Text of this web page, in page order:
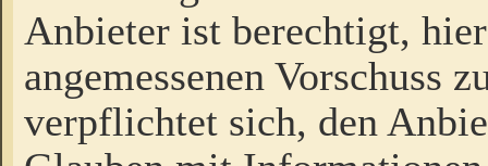
Anbieter ist berechtigt,
angemessenen Vorschuss
verpflichtet sich, den